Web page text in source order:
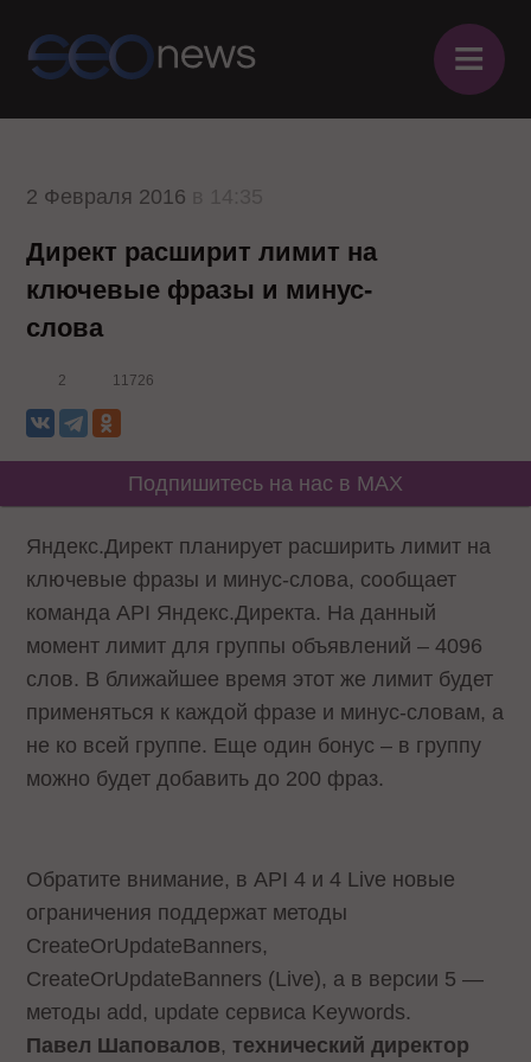
≡
2 Февраля 2016
Директ расширит лимит на
ключевые фразы и минус-
слова
2 11726
Подпишитесь на нас в MAX
Яндекс.Директ планирует расширить лимит на
ключевые фразы и минус-слова, сообщает
команда API Яндекс.Директа. На данный
момент лимит для группы объявлений – 4096
слов. В ближайшее время этот же лимит будет
применяться к каждой фразе и минус-словам, а
не ко всей группе. Еще один бонус – в группу
можно будет добавить до 200 фраз.
Обратите внимание, в API 4 и 4 Live новые
ограничения поддержат методы
CreateOrUpdateBanners,
CreateOrUpdateBanners (Live), а в версии 5 —
методы add, update сервиса Keywords.
Павел Шаповалов,технический директор